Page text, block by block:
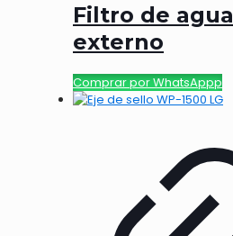
Filtro de agua
externo
Comprar por WhatsAppp